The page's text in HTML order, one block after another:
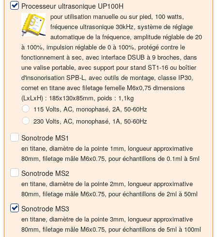
Processeur ultrasonique UP100H
pour utilisation manuelle ou sur pied, 100 watts,
fréquence ultrasonique 30kHz, système de réglage
automatique de la fréquence, amplitude réglable de 20
à 100%, impulsion réglable de 0 à 100%, protégé contre le
fonctionnement à sec, avec interface DSUB à 9 broches, dans
une valise portable, avec support pour stand ST1-16 ou boîtier
d'insonorisation SPB-L, avec outils de montage, classe IP30,
cornet en titane avec filetage femelle M6x0,75 dimensions
(LxLxH) : 185x130x85mm, poids : 1,1kg
115 Volts, AC, monophasé, 2A, 50-60Hz
230 Volts, AC, monophasé, 1A, 50-60Hz
Sonotrode MS1
en titane, diamètre de la pointe 1mm, longueur approximative
80mm, filetage mâle M6x0.75, pour échantillons de 0.1ml à 5ml
Sonotrode MS2
en titane, diamètre de la pointe 2mm, longueur approximative
80mm, filetage mâle M6x0.75, pour échantillons de 2ml à 50ml
Sonotrode MS3
en titane, diamètre de la pointe 3mm, longueur approximative
80mm, filetage mâle M6x0.75, pour échantillons de 5ml à 100ml